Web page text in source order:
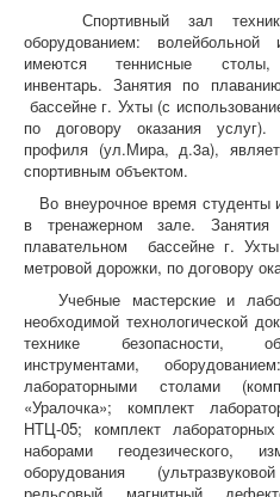
Спортивный зал
оборудованием:
имеются теннисные столы,
инвентарь. Занятия по
бассейне г. Ухты (с
по договору оказания
профиля (ул.Мира,д.3а),
спортивным объектом.
Во внеурочное время студенты
в тренажерном зале.
плавательном бассейне г.
метровой дорожки, по договору
Учебные мастерские и
необходимой технологической
технике безопасности,
инструментами,
лабораторными столами
«Уралочка»; комплект
НТЦ-05; комплект
наборами геодезического,
оборудования